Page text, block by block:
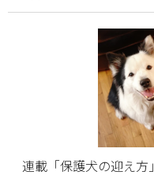
連載「保護犬の迎え方」